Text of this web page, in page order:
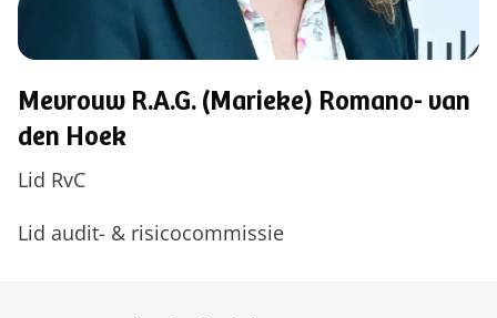
Mevrouw R.A.G. (Marieke) Romano- van
den Hoek
Lid RvC
Lid audit- & risicocommissie